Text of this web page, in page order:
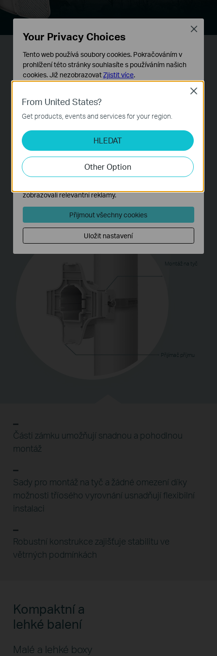
Stabilní konstrukční řešení a
flexibilní instalace
příjmu
panel reflektoru
Centrální
panel reflektoru
Boční
panel reflektoru
Montáž na tyč
Přijímač příjmu
Části zámku umožňují snadnou a pohodlnou
montáž
Sady pro montáž na tyč a žádné omezení díky
možnosti tříosého vyrovnání usnadňují flexibilní
instalaci
Robustní konstrukce zajišťuje stabilitu ve
větrných podmínkách
Kompaktní a
lehké balení
Malé a lehké boxy
From United States?
Get products, events and services for your region.
HLEDAT
Other Option
Close
Your Privacy Choices
Tento web používá soubory cookies. Pokračováním v
prohlížení této stránky souhlasíte s používáním našich
cookies.Již nezobrazovatZjistit více.
Tyto cookies jsou nezbytné pro fungování webových
stránek a nelze je ve vašich systémech deaktivovat.
Analytické a marketingové cookies
Soubory cookie pro nám umožňují analyzovat vaše
aktivity na našich webových stránkách za účelem
zlepšení a přizpůsobení jejich funkčnosti.
Marketingové soubory cookie mohou prostřednictvím
zobrazovali relevantní reklamy.
Přijmout všechny cookies
Uložit nastavení
Close